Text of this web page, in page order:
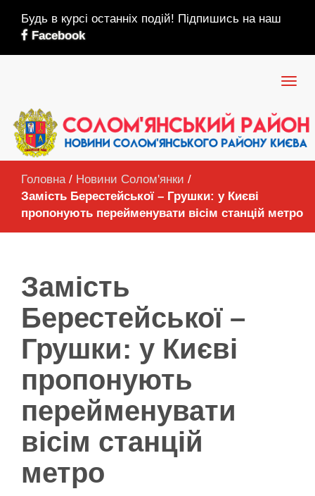
Будь в курсі останніх подій! Підпишись на наш
Facebook
Головна / Новини Солом'янки /
Замість Берестейської – Грушки: у Києві
пропонують перейменувати вісім станцій метро
Замість
Берестейської –
Грушки: у Києві
пропонують
перейменувати
вісім станцій
метро